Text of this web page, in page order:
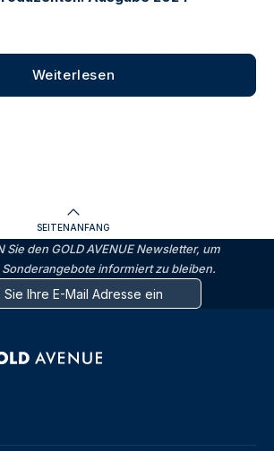
Weiterlesen
SEITENANFANG
Sie den GOLD AVENUE Newsletter, um
informiert zu bleiben.